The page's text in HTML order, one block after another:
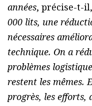
années, précise-t-il,
000 lits, une
nécessaires
technique. On a
problèmes
restent les mêmes.
progrès, les efforts,